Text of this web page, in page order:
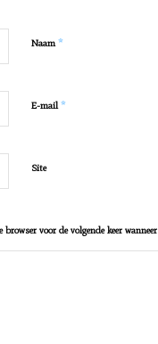
Naam*
E-mail*
Site
voor de volgende keer